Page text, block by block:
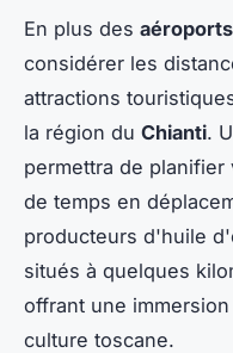
En plus des aéroports
considérer les
attractions
la région du Chianti.
permettra de
de temps en
producteurs d'huile
situés à quelques
offrant une
culture toscane.